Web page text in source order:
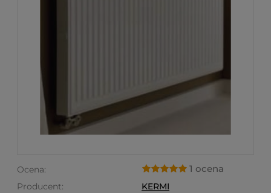
Ocena: 1 ocena
Producent:
KERMI